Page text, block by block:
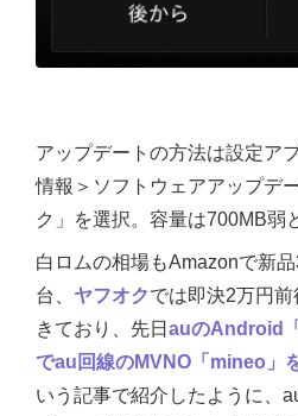
アップデートの方法は設定ア
情報＞ソフトウェアアップデ
ク」を選択。容量は700MB弱
白ロムの相場もAmazonで新
台、 ヤフオクでは即決2万円
きており、先日 auのAndroid
でau回線のMVNO「mineo」
いう記事で紹介したように、